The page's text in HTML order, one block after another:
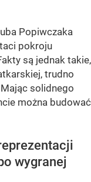
Popiwczaka
pokroju
są jednak takie,
trudno
solidnego
można budować
wygranej